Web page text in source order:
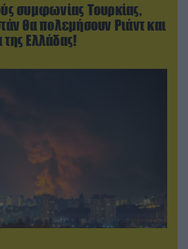
συμφωνίας Τουρκίας,
θα πολεμήσουν Ριάντ και
Ελλάδας!